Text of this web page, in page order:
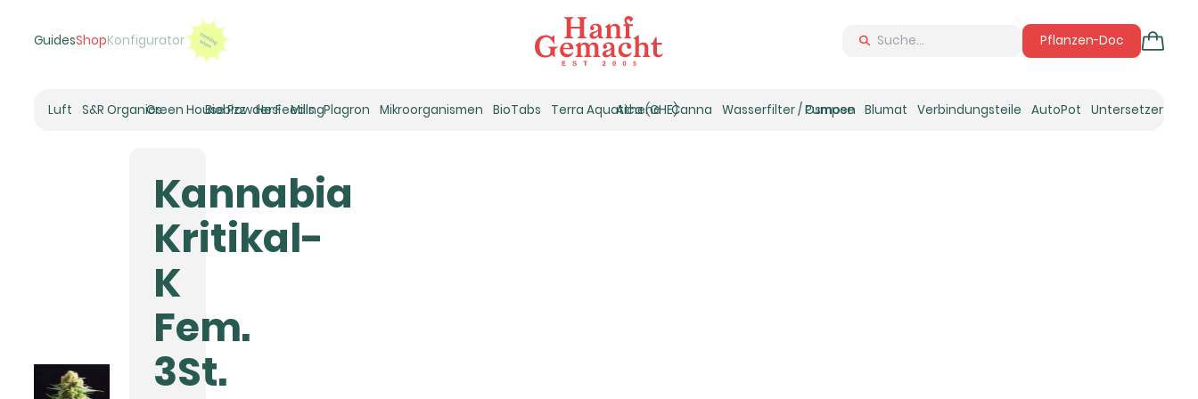
GuidesShopKonfigurator Pflanzen-Doc
Luft
Umluft-Ventilatoren
Rohrventilatoren
Luftentfeuchter
S&R OrganicsGreen House Powder Feeding
Biobizz Hesi Mills Plagron Mikroorganismen BioTabs Terra Aquatica (GHE)
Athena Canna Wasserfilter / Osmose
Pumpen Blumat Verbindungsteile AutoPot Untersetzer
Kannabia
Kritikal-
K
Fem.
3St.